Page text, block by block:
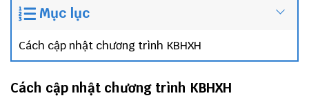
Mục lục
Cách cập nhật chương trình KBHXH
Cách cập nhật chương trình KBHXH